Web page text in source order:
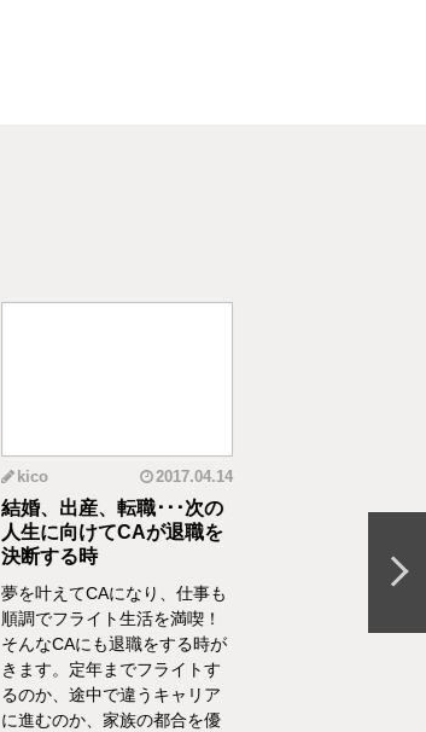
kico 2017.04.14
結婚、出産、転職･･･次の
人生に向けてCAが退職を
決断する時
夢を叶えてCAになり、仕事も
順調でフライト生活を満喫！
そんなCAにも退職をする時が
きます。定年までフライトす
るのか、途中で違うキャリア
に進むのか、家族の都合を優
元CAの育児論！離
間を持ちたいをCA